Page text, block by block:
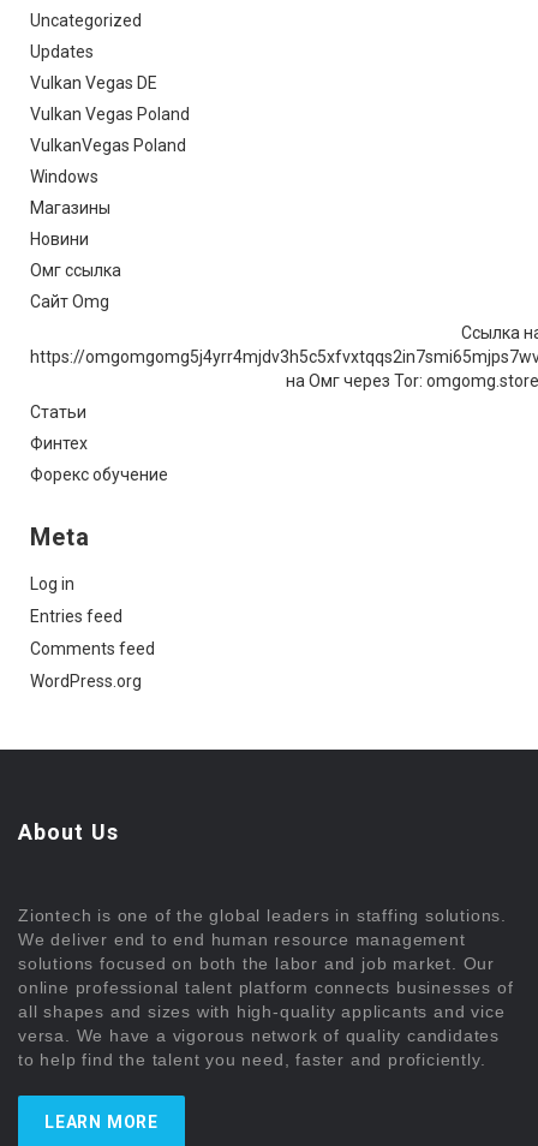
Uncategorized
Updates
Vulkan Vegas DE
Vulkan Vegas Poland
VulkanVegas Poland
Windows
Магазины
Новини
Омг ссылка
Сайт Omg
Ссылка
https://
на Омг через Tor:
Статьи
Финтех
Форекс обучение
Meta
Log in
Entries feed
Comments feed
WordPress.org
About Us
Ziontech is one of the global leaders in staffing solutions.
We deliver end to end human resource management
solutions focused on both the labor and job market. Our
online professional talent platform connects businesses of
all shapes and sizes with high-quality applicants and vice
versa. We have a vigorous network of quality candidates
to help find the talent you need, faster and proficiently.
LEARN MORE